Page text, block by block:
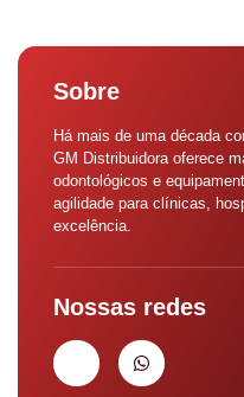
Sobre
Há mais de uma década
GM Distribuidora oferece
odontológicos e
agilidade para clínicas,
excelência.
Nossas redes